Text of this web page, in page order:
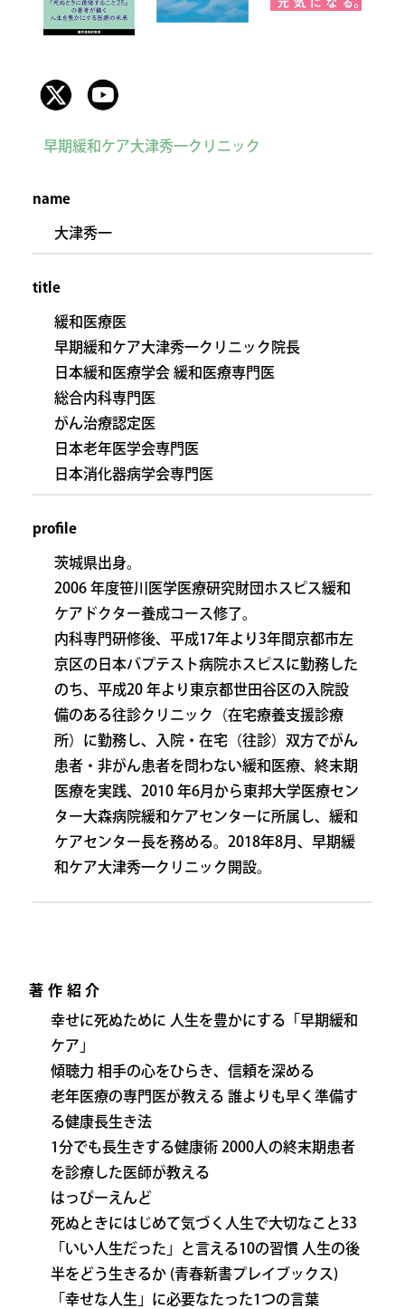
早期緩和ケア大津秀一クリニック
name
大津秀一
title
緩和医療医
早期緩和ケア大津秀一クリニック院長
日本緩和医療学会 緩和医療専門医
総合内科専門医
がん治療認定医
日本老年医学会専門医
日本消化器病学会専門医
profile
茨城県出身。
2006 年度笹川医学医療研究財団ホスピス緩和
ケアドクター養成コース修了。
内科専門研修後、平成17年より3年間京都市左
京区の日本バプテスト病院ホスピスに勤務した
のち、平成20 年より東京都世田谷区の入院設
備のある往診クリニック（在宅療養支援診療
所）に勤務し、入院・在宅（往診）双方でがん
患者・非がん患者を問わない緩和医療、終末期
医療を実践、2010 年6月から東邦大学医療セン
ター大森病院緩和ケアセンターに所属し、緩和
ケアセンター長を務める。2018年8月、早期緩
和ケア大津秀一クリニック開設。
著作紹介
幸せに死ぬために 人生を豊かにする「早期緩和
ケア」
傾聴力 相手の心をひらき、信頼を深める
老年医療の専門医が教える 誰よりも早く準備す
る健康長生き法
1分でも長生きする健康術 2000人の終末期患者
を診療した医師が教える
はっぴーえんど
死ぬときにはじめて気づく人生で大切なこと33
「いい人生だった」と言える10の習慣 人生の後
半をどう生きるか (青春新書プレイブックス)
「幸せな人生」に必要なたった1つの言葉